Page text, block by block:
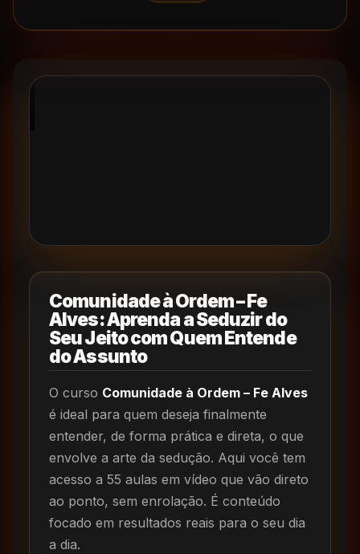
Comunidade à Ordem – Fe
Alves: Aprenda a Seduzir do
Seu Jeito com Quem Entende
do Assunto
O curso Comunidade à Ordem – Fe Alves
é ideal para quem deseja finalmente
entender, de forma prática e direta, o que
envolve a arte da sedução. Aqui você tem
acesso a 55 aulas em vídeo que vão direto
ao ponto, sem enrolação. É conteúdo
focado em resultados reais para o seu dia
a dia.